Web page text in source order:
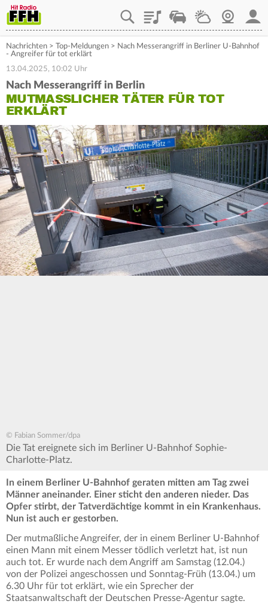
PlaylistStaupilotWetterWebcam
Nachrichten > Top-Meldungen > Nach Messerangriff in Berliner U-Bahnhof
- Angreifer für tot erklärt
13.04.2025, 10:02 Uhr
Nach Messerangriff in Berlin
MUTMASSLICHER TÄTER FÜR TOT E
RKLÄRT
© Fabian Sommer/dpa
Die Tat ereignete sich im Berliner U-Bahnhof Sophie-
Charlotte-Platz.
In einem Berliner U-Bahnhof geraten mitten am Tag zwei
Männer aneinander. Einer sticht den anderen nieder. Das
Opfer stirbt, der Tatverdächtige kommt in ein Krankenhaus.
Nun ist auch er gestorben.
Der mutmaßliche Angreifer, der in einem Berliner U-Bahnhof
einen Mann mit einem Messer tödlich verletzt hat, ist nun
auch tot. Er wurde nach dem Angriff am Samstag (12.04.)
von der Polizei angeschossen und Sonntag-Früh (13.04.) um
6.30 Uhr für tot erklärt, wie ein Sprecher der
Staatsanwaltschaft der Deutschen Presse-Agentur sagte.